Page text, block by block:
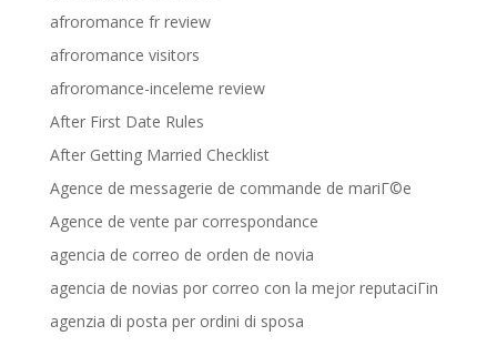
afroromance fr review
afroromance visitors
afroromance-inceleme review
After First Date Rules
After Getting Married Checklist
Agence de messagerie de commande de mariГ©e
Agence de vente par correspondance
agencia de correo de orden de novia
agencia de novias por correo con la mejor reputaciГіn
agenzia di posta per ordini di sposa